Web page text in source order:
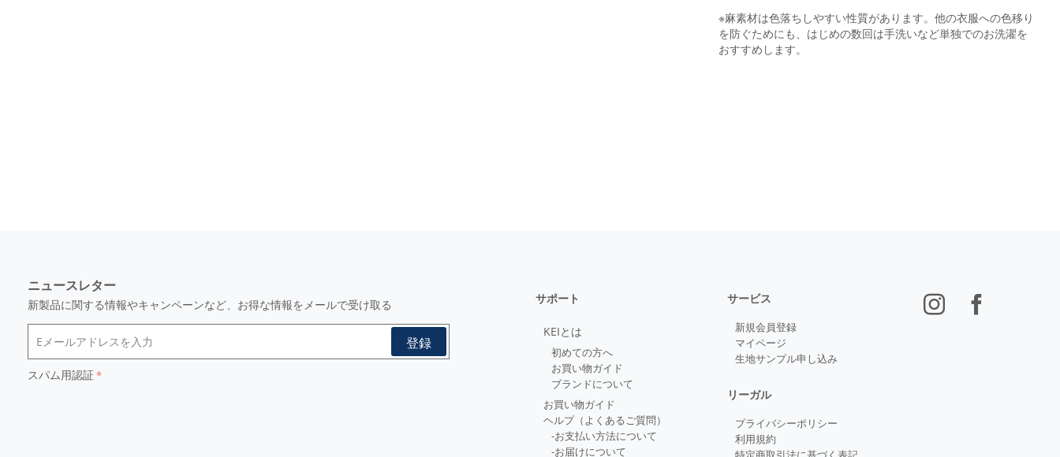
※麻素材は色落ちしやすい性質があります。他の衣服への色移り
を防ぐためにも、はじめの数回は手洗いなど単独でのお洗濯を
おすすめします。
ニュースレター
新製品に関する情報やキャンペーンなど、お得な情報をメールで受け取る
スパム用認証
サポート
KEIとは
初めての方へ
お買い物ガイド
ブランドについて
お買い物ガイド
ヘルプ（よくあるご質問）
-お支払い方法について
-お届けについて
サービス
新規会員登録
マイページ
生地サンプル申し込み
リーガル
プライバシーポリシー
利用規約